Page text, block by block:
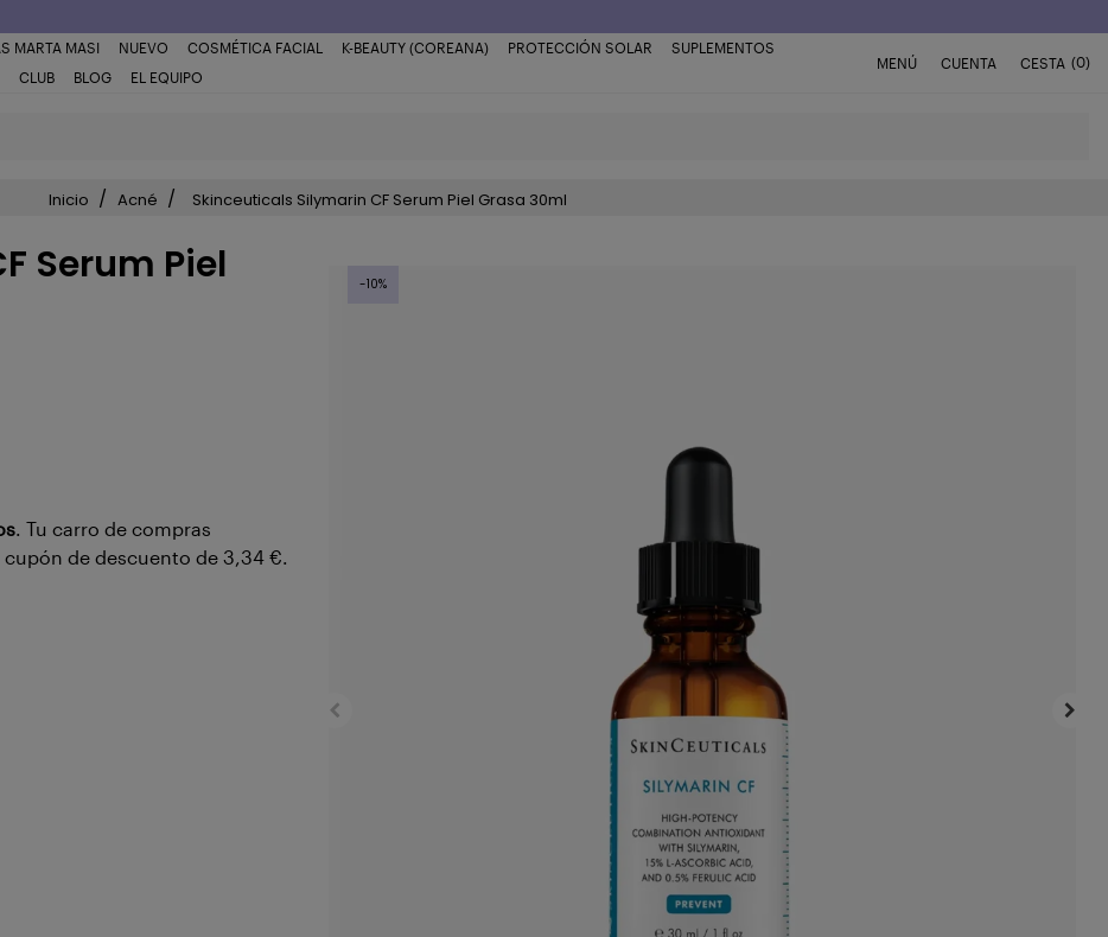
MARTA MASI NUEVO COSMÉTICA FACIAL K-BEAUTY (COREANA) PROTECCIÓN SOLAR
SUPLEMENTOS
CLUB BLOG EL EQUIPO
MENÚ CUENTA CESTA (0)
Inicio Acné Skinceuticals Silymarin CF Serum Piel Grasa 30ml
Serum Piel
. Tu carro de compras
de descuento de 3,34 €.
-10%